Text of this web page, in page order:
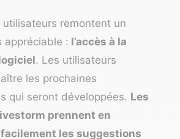
utilisateurs remontent un
appréciable : l’accès à la
. Les utilisateurs
les prochaines
qui seront développées. Les
prennent en
les suggestions